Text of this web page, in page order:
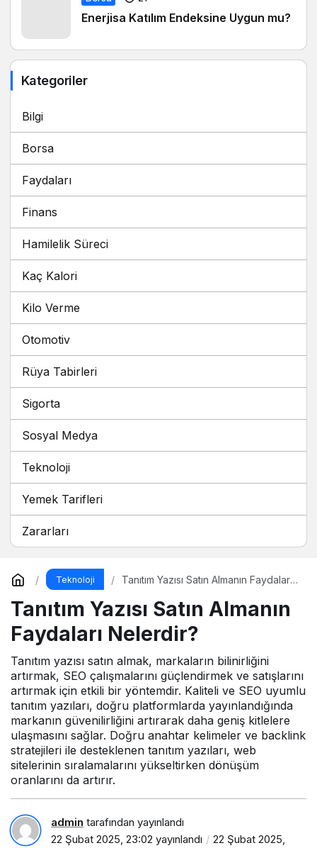
Enerjisa Katılım Endeksine Uygun mu?
Kategoriler
Bilgi
Borsa
Faydaları
Finans
Hamilelik Süreci
Kaç Kalori
Kilo Verme
Otomotiv
Rüya Tabirleri
Sigorta
Sosyal Medya
Teknoloji
Yemek Tarifleri
Zararları
Teknoloji
Tanıtım Yazısı Satın Almanın Faydaları
Tanıtım Yazısı Satın Almanın
Faydaları Nelerdir?
Tanıtım yazısı satın almak, markaların bilinirliğini
artırmak, SEO çalışmalarını güçlendirmek ve satışlarını
artırmak için etkili bir yöntemdir. Kaliteli ve SEO uyumlu
tanıtım yazıları, doğru platformlarda yayınlandığında
markanın güvenilirliğini artırarak daha geniş kitlelere
ulaşmasını sağlar. Doğru anahtar kelimeler ve backlink
stratejileri ile desteklenen tanıtım yazıları, web
sitelerinin sıralamalarını yükseltirken dönüşüm
oranlarını da artırır.
admin tarafından yayınlandı
22 Şubat 2025, 23:02 yayınlandı
22 Şubat 2025,